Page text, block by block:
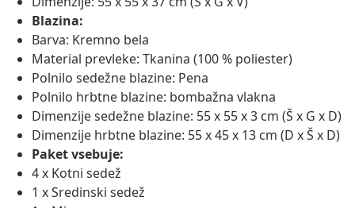
Blazina:
Barva: Kremno bela
Material prevleke: Tkanina (100 % poliester)
Polnilo sedežne blazine: Pena
Polnilo hrbtne blazine: bombažna vlakna
Dimenzije sedežne blazine: 55 x 55 x 3 cm (Š x G x D)
Dimenzije hrbtne blazine: 55 x 45 x 13 cm (D x Š x D)
Paket vsebuje:
4 x Kotni sedež
1 x Sredinski sedež